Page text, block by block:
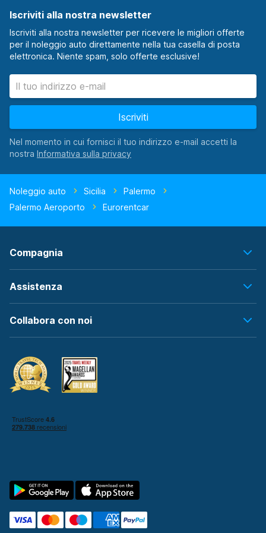
Iscriviti alla nostra newsletter
Iscriviti alla nostra newsletter per ricevere le migliori offerte
per il noleggio auto direttamente nella tua casella di posta
elettronica. Niente spam, solo offerte esclusive!
Iscriviti
Nel momento in cui fornisci il tuo indirizzo e-mail accetti la
nostra
Noleggio auto Sicilia
Palermo
Palermo Aeroporto
Eurorentcar
Compagnia
Assistenza
Collabora con noi